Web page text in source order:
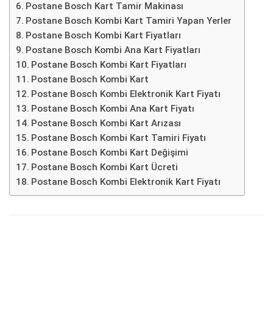
Postane Bosch Kart Tamir Makinası
Postane Bosch Kombi Kart Tamiri Yapan Yerler
Postane Bosch Kombi Kart Fiyatları
Postane Bosch Kombi Ana Kart Fiyatları
Postane Bosch Kombi Kart Fiyatları
Postane Bosch Kombi Kart
Postane Bosch Kombi Elektronik Kart Fiyatı
Postane Bosch Kombi Ana Kart Fiyatı
Postane Bosch Kombi Kart Arızası
Postane Bosch Kombi Kart Tamiri Fiyatı
Postane Bosch Kombi Kart Değişimi
Postane Bosch Kombi Kart Ücreti
Postane Bosch Kombi Elektronik Kart Fiyatı